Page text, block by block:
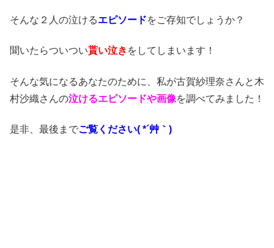
そんな２人の泣けるエピソードをご存知でしょうか？
聞いたらついつい貰い泣き をしてしまいます！
そんな気になるあなたのために、私が古賀紗理奈さんと木
村沙織さんの泣けるエピソードや画像を調べてみました！
是非、最後までご覧ください( *´艸｀)